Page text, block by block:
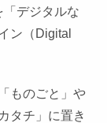
デジタルな
ン（Digital
ものごと」や
タチ」に置き